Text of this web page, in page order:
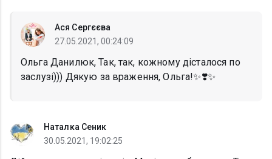
Ася Сергєєва
27.05.2021, 00:24:09
Ольга Данилюк, Так, так, кожному дісталося по
заслузі))) Дякую за враження, Ольга!✨❣️✨
Наталка Сеник
30.05.2021, 19:02:25